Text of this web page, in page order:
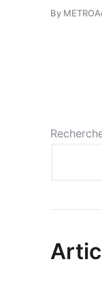
By